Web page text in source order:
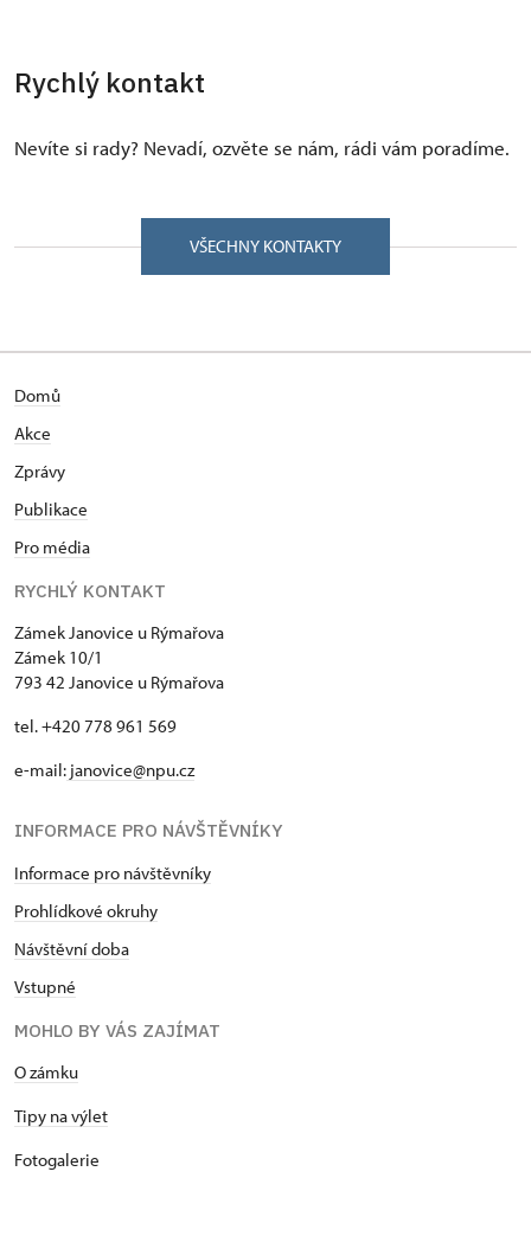
Rychlý kontakt
Nevíte si rady? Nevadí, ozvěte se nám, rádi vám poradíme.
VŠECHNY KONTAKTY
Domů
Akce
Zprávy
Publikace
Pro média
RYCHLÝ KONTAKT
Zámek Janovice u Rýmařova
Zámek 10/1
793 42 Janovice u Rýmařova
tel. +420 778 961 569
e-mail: janovice@npu.cz
INFORMACE PRO NÁVŠTĚVNÍKY
Informace pro návštěvníky
Prohlídkové okruhy
Návštěvní doba
Vstupné
MOHLO BY VÁS ZAJÍMAT
O zámku
Tipy na výlet
Fotogalerie